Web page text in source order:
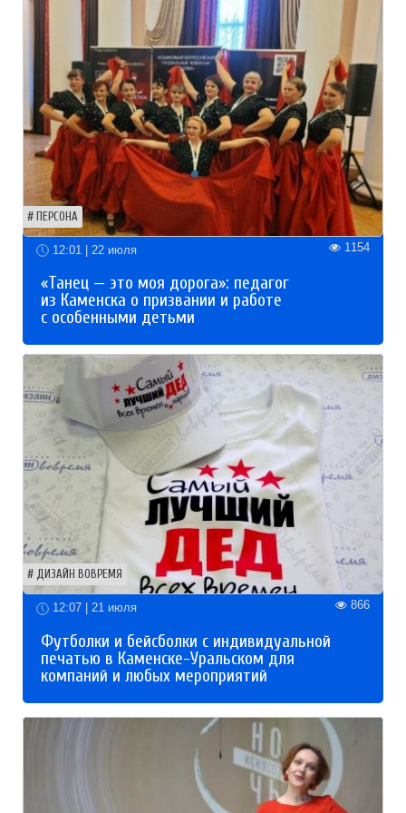
ПЕРСОНА
12:01 | 22 июля 1154
«Танец — это моя дорога»: педагог
из Каменска о призвании и работе
с особенными детьми
ДИЗАЙН ВОВРЕМЯ
12:07 | 21 июля 866
Футболки и бейсболки с индивидуальной
печатью в Каменске-Уральском для
компаний и любых мероприятий